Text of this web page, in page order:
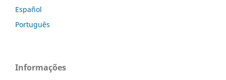
Español
Português
Informações